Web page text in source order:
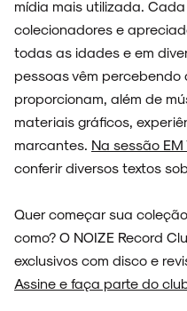
ARQUIVO
ENTREVISTAS
ESPECIAIS
mídia mais utilizada. Cada
colecionadores e
todas as idades e em
pessoas vêm percebendo
proporcionam, além de
materiais gráficos,
marcantes. Na sessão
conferir diversos textos
Quer começar sua
como? O NOIZE Record
exclusivos com disco e
Assine e faça parte do